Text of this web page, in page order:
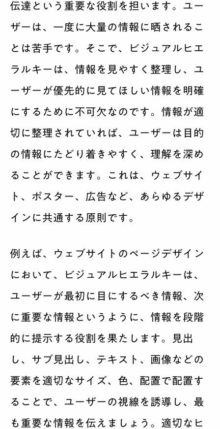
伝達という重要な役割を担います。ユー
ザーは、一度に大量の情報に晒されるこ
とは苦手です。そこで、ビジュアルヒエ
ラルキーは、情報を見やすく整理し、ユ
ーザーが優先的に見てほしい情報を明確
にするために不可欠なのです。情報が適
切に整理されていれば、ユーザーは目的
の情報にたどり着きやすく、理解を深め
ることができます。これは、ウェブサイ
ト、ポスター、広告など、あらゆるデザ
インに共通する原則です。
例えば、ウェブサイトのページデザイン
において、ビジュアルヒエラルキーは、
ユーザーが最初に目にするべき情報、次
に重要な情報というように、情報を段階
的に提示する役割を果たします。見出
し、サブ見出し、テキスト、画像などの
要素を適切なサイズ、色、配置で配置す
ることで、ユーザーの視線を誘導し、最
も重要な情報を伝えましょう。適切なヒ